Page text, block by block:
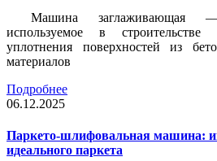
Машина заглаживающая
используемое в
уплотнения поверхностей из
материалов
Подробнее
06.12.2025
Паркето-шлифовальная машина:
идеального паркета